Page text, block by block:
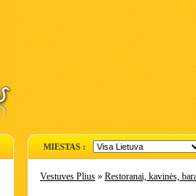
MIESTAS :
Vestuves Plius » Restoranai, kavinės,